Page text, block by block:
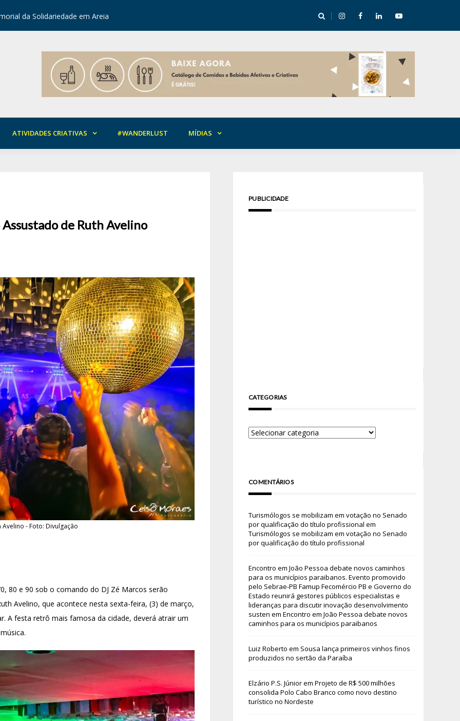
da Solidariedade em Areia Mirian Rocha abre mentoria de storytelling com 10 vagas
ATIVIDADES CRIATIVAS #WANDERLUST MÍDIAS
de Ruth Avelino
- Foto: Divulgação
80 e 90 sob o comando do DJ Zé Marcos serão
Avelino, que acontece nesta sexta-feira, (3) de março,
A festa retrô mais famosa da cidade, deverá atrair um
PUBLICIDADE
CATEGORIAS
COMENTÁRIOS
Turismólogos se mobilizam em votação no Senado
por qualificação do título profissional em
Turismólogos se mobilizam em votação no Senado
por qualificação do título profissional
Encontro em João Pessoa debate novos caminhos
para os municípios paraibanos. Evento promovido
pelo Sebrae-PB Famup Fecomércio PB e Governo do
Estado reunirá gestores públicos especialistas e
lideranças para discutir inovação desenvolvimento
susten em Encontro em João Pessoa debate novos
caminhos para os municípios paraibanos
Luiz Roberto em Sousa lança primeiros vinhos finos
produzidos no sertão da Paraíba
Elzário P.S. Júniorem Projeto de R$ 500 milhões
consolida Polo Cabo Branco como novo destino
turístico no Nordeste